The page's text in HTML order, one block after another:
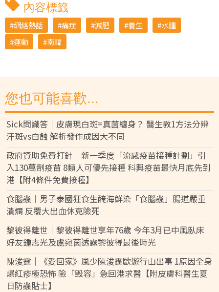
內容標籤
網絡熱話 痛症 減肥 養生
水腫
運動
南韓
您也可能喜歡...
Sick問識答｜皮膚現白斑=真菌纏身？ 醫生教1方法分辨
汗斑vs白蝕 解析發作成因大不同
政府資助免費打針｜新一季度「流感疫苗接種計劃」引
入130萬劑疫苗 8類人可優先接種 科興疫苗最快月底先到
港【附4條件免費接種】
食腦蟲｜男子泰國狂食生醃海鮮染「食腦蟲」腸道嚴重
潰爛 反覆大出血休克險死
黎彼得離世｜黎彼得離世享年76歲 今年3月已中風臥床
好友鍾志光及盧宛茵透露黎彼得最後時光
陳浚霆｜《愛回家》風少陳浚霆歐遊行山出事 1原因全身
爆紅疹極恐怖 險「毀容」急回港求醫【附皮膚科醫生夏
日防蟲貼士】